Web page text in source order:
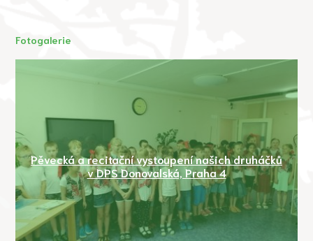
Fotogalerie
Pěvecká a recitační vystoupení našich druháčků
v DPS Donovalská, Praha 4